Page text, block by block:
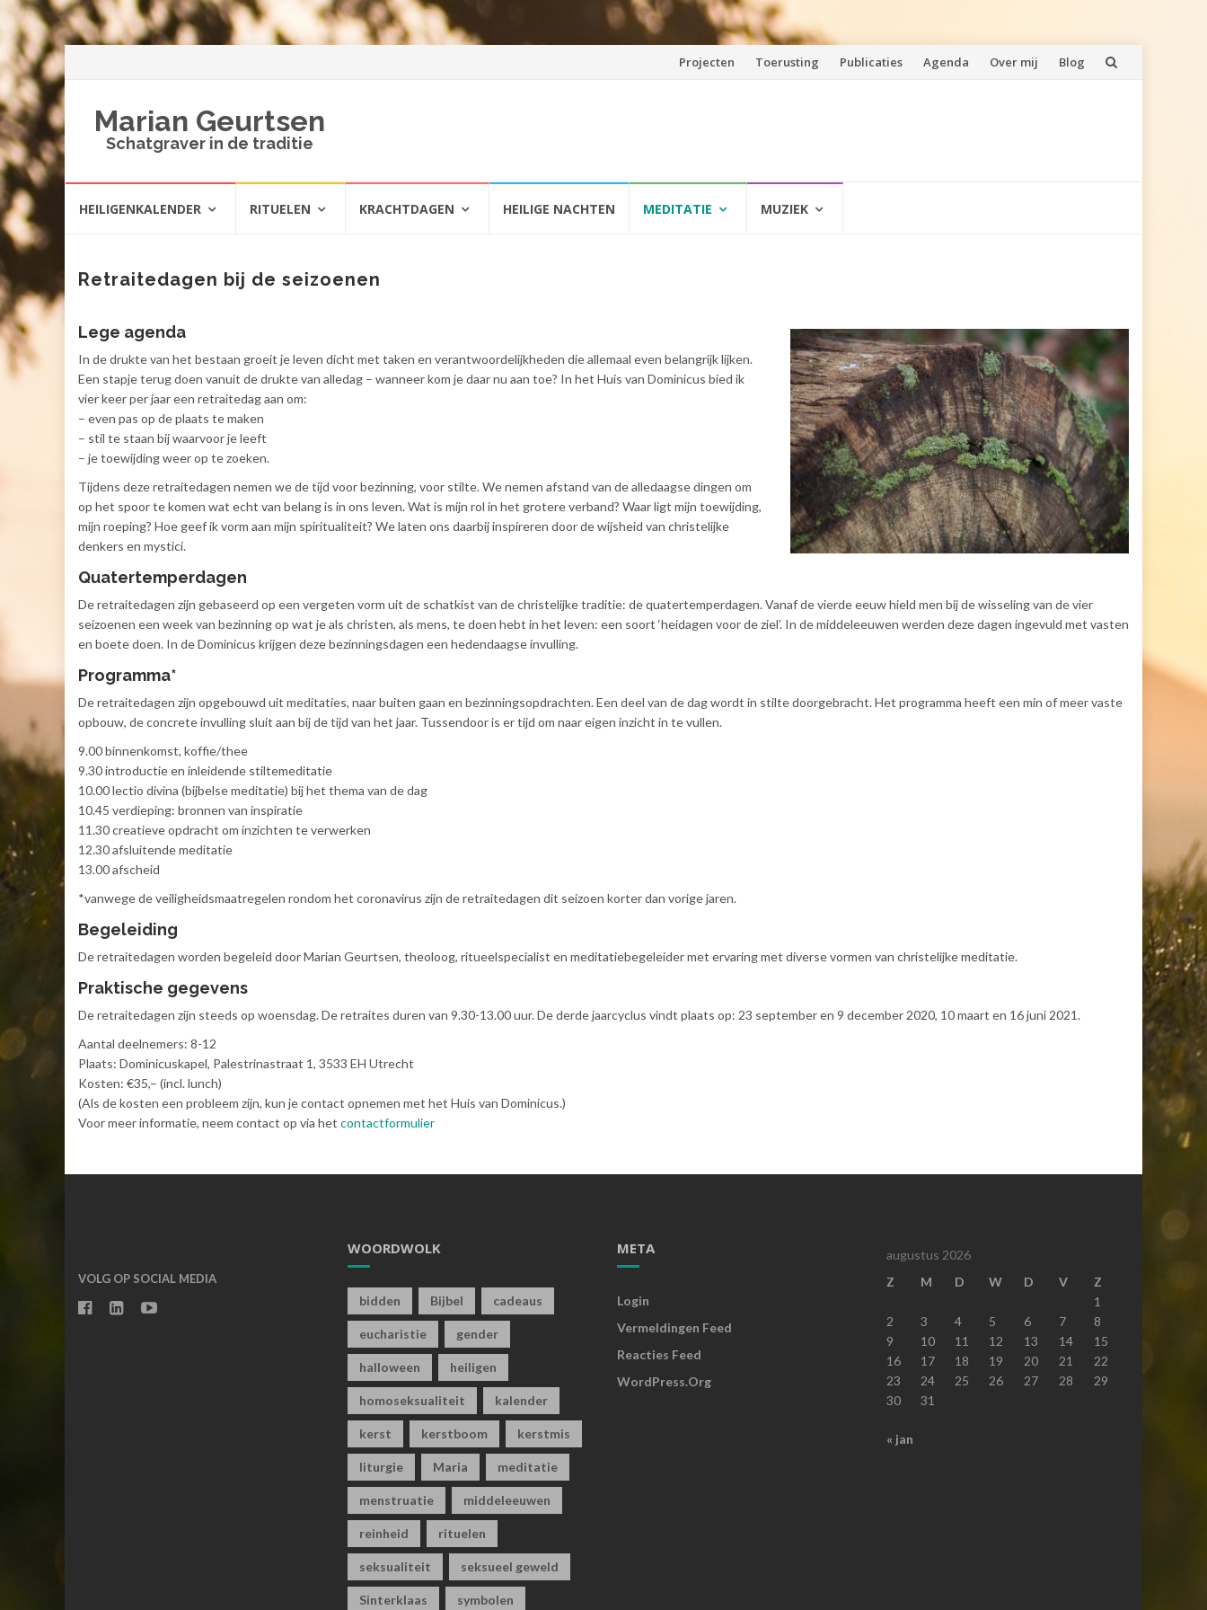
Spring
Projecten Toerusting Publicaties Agenda Over mij Blog
Marian Geurtsen
Schatgraver in de traditie
naarHEILIGENKALENDER RITUELEN KRACHTDAGEN HEILIGE NACHTEN MEDITATIE MUZIEK
Retraitedagen bij de seizoenen
Lege agenda
In de drukte van het bestaan groeit je leven dicht met taken en verantwoordelijkheden die allemaal even belangrijk lijken.
Een stapje terug doen vanuit de drukte van alledag – wanneer kom je daar nu aan toe? In het Huis van Dominicus bied ik
vier keer per jaar een retraitedag aan om:
– even pas op de plaats te maken
– stil te staan bij waarvoor je leeft
– je toewijding weer op te zoeken.
Tijdens deze retraitedagen nemen we de tijd voor bezinning, voor stilte. We nemen afstand van de alledaagse dingen om
op het spoor te komen wat echt van belang is in ons leven. Wat is mijn rol in het grotere verband? Waar ligt mijn toewijding,
mijn roeping? Hoe geef ik vorm aan mijn spiritualiteit? We laten ons daarbij inspireren door de wijsheid van christelijke
denkers en mystici.
Quatertemperdagen
De retraitedagen zijn gebaseerd op een vergeten vorm uit de schatkist van de christelijke traditie: de quatertemperdagen. Vanaf de vierde eeuw hield men bij de wisseling van de vier
seizoenen een week van bezinning op wat je als christen, als mens, te doen hebt in het leven: een soort ‘heidagen voor de ziel’. In de middeleeuwen werden deze dagen ingevuld met vasten
en boete doen. In de Dominicus krijgen deze bezinningsdagen een hedendaagse invulling.
Programma*
De retraitedagen zijn opgebouwd uit meditaties, naar buiten gaan en bezinningsopdrachten. Een deel van de dag wordt in stilte doorgebracht. Het programma heeft een min of meer vaste
opbouw, de concrete invulling sluit aan bij de tijd van het jaar. Tussendoor is er tijd om naar eigen inzicht in te vullen.
9.00 binnenkomst, koffie/thee
9.30 introductie en inleidende stiltemeditatie
10.00 lectio divina (bijbelse meditatie) bij het thema van de dag
10.45 verdieping: bronnen van inspiratie
11.30 creatieve opdracht om inzichten te verwerken
12.30 afsluitende meditatie
13.00 afscheid
*vanwege de veiligheidsmaatregelen rondom het coronavirus zijn de retraitedagen dit seizoen korter dan vorige jaren.
Begeleiding
De retraitedagen worden begeleid door Marian Geurtsen, theoloog, ritueelspecialist en meditatiebegeleider met ervaring met diverse vormen van christelijke meditatie.
Praktische gegevens
De retraitedagen zijn steeds op woensdag. De retraites duren van 9.30-13.00 uur. De derde jaarcyclus vindt plaats op: 23 september en 9 december 2020, 10 maart en 16 juni 2021.
Aantal deelnemers: 8-12
Plaats: Dominicuskapel, Palestrinastraat 1, 3533 EH Utrecht
Kosten: €35,– (incl. lunch)
(Als de kosten een probleem zijn, kun je contact opnemen met het Huis van Dominicus.)
Voor meer informatie, neem contact op via het contactformulier
VOLG OP SOCIAL MEDIA
WOORDWOLK
bidden Bijbel cadeaus
eucharistie gender
halloween heiligen
homoseksualiteit kalender
kerst kerstboom kerstmis
liturgie Maria meditatie
menstruatie middeleeuwen
reinheid rituelen
seksualiteit seksueel geweld
Sinterklaas symbolen
META
Login
Vermeldingen Feed
Reacties Feed
WordPress.org
augustus 2026
Z
M D W D V
Z
1
2
3 4 5 6 7
8
9
10 11 12 13 14
15
16
17 18 19 20 21
22
23
24 25 26 27 28
29
30
31
« jan